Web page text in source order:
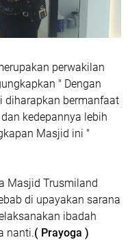
perwakilan
" Dengan
diharapkan bermanfaat
kedepannya lebih
Masjid ini "
Masjid Trusmiland
di upayakan sarana
ibadah
nanti.( Prayoga )